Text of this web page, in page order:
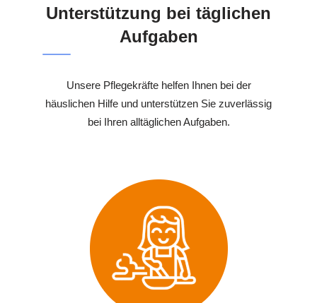
Unterstützung bei täglichen
Aufgaben
Unsere Pflegekräfte helfen Ihnen bei der
häuslichen Hilfe und unterstützen Sie zuverlässig
bei Ihren alltäglichen Aufgaben.